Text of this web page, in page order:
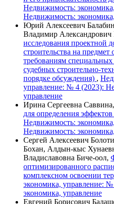
Недвижимость:
Недвижимость:
Юрий Алексеевич
Владимир
исследования проектной
строительства на предмет
требованиям
судебных строительно-
порядке обсуждения) ,
управление: № 4 (2023):
управление
Ирина Сергеевна Саввина,
для определения
Недвижимость:
Недвижимость:
Сергей Алексеевич
Бохан, Алдын-кыс
Владиславовна Биче-оол,
оптимизированного
комплексном освоении
экономика, управление:
экономика, управление
Евгений Борисович